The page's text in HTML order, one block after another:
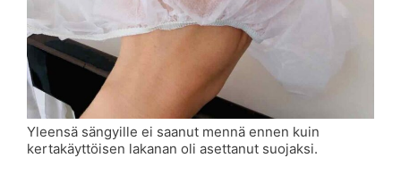
Yleensä sängyille ei saanut mennä ennen kuin
kertakäyttöisen lakanan oli asettanut suojaksi.